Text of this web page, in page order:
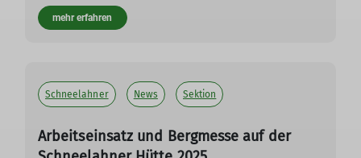
mehr erfahren
Schneelahner News Sektion
Arbeitseinsatz und Bergmesse auf der